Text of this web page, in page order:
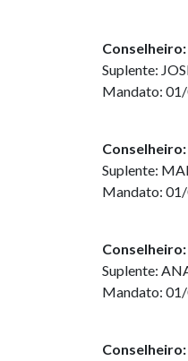
Conselheiro:
Suplente:
Mandato:
Conselheiro:
Suplente:
Mandato:
Conselheiro:
Suplente:
Mandato:
Conselheiro: